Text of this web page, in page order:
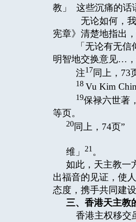
教」 这些沉痛的话
无论如何，我
宪章》清楚地指出
「无论有无信
明智地交换意见…
注17同上，73
18 Vu Kim
19保禄六世著
等页。
20同上，74页”
维」 21 。
如此，天主教一
出福音的见证，使
态度，携手共同建
三、香港天主教
香港主权移交